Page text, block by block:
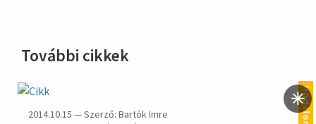
További cikkek
irodalom
2014.10.15 — Szerző: Bartók Imre